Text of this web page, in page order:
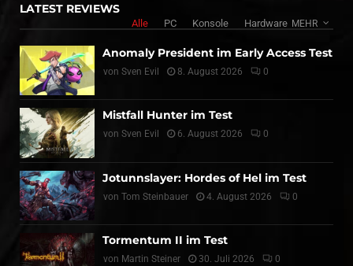
LATEST REVIEWS
Alle PC Konsole Hardware MEHR
Anomaly President im Early Access Test
von Sven Evil 8. August 2026 0
Mistfall Hunter im Test
von Sven Evil 6. August 2026 0
Jotunnslayer: Hordes of Hel im Test
von Tom Steinbauer 4. August 2026 0
Tormentum II im Test
von Martin Steiner 30. Juli 2026 0